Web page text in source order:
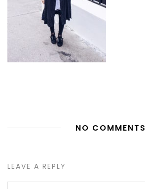
NO COMMENTS
LEAVE A REPLY